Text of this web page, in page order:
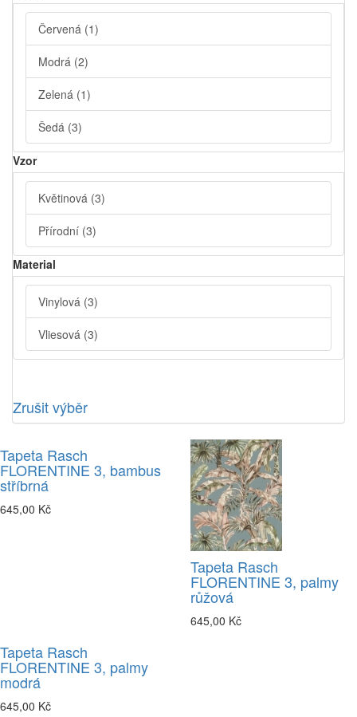
Červená (1)
Modrá (2)
Zelená (1)
Šedá (3)
Vzor
Květinová (3)
Přírodní (3)
Material
Vinylová (3)
Vliesová (3)
Zrušit výběr
Tapeta Rasch
FLORENTINE 3, bambus
stříbrná
645,00 Kč
Tapeta Rasch
FLORENTINE 3, palmy
růžová
645,00 Kč
Tapeta Rasch
FLORENTINE 3, palmy
modrá
645,00 Kč